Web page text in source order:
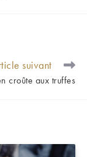
suivant
croûte aux truffes